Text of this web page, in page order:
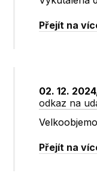
Přejít na
02. 12.
odkaz na
Přejít na